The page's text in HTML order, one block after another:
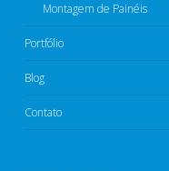
Montagem de Painéis​
Portfólio
Blog
Contato